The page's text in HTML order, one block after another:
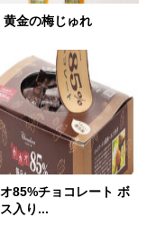
黄金の梅じゅれ
85%チョコレート ボ
入り...